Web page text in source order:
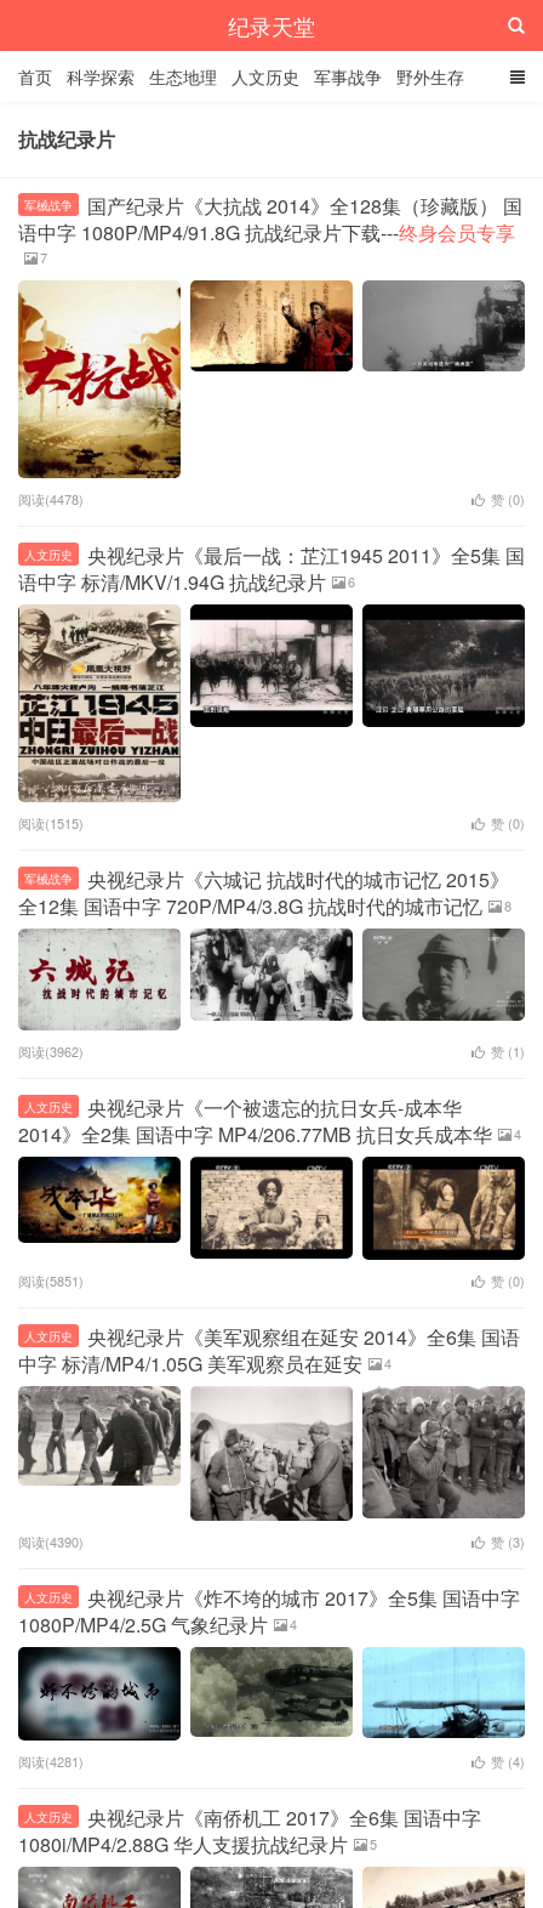
纪录天堂
首页 科学探索 生态地理 人文历史 军事战争 野外生存
经典纪录 4K纪录片
抗战纪录片
军械战争
国产纪录片《大抗战 2014》全128集（珍藏版） 国
语中字 1080P/MP4/91.8G 抗战纪录片下载---终身会员专享
7
阅读(4478) 赞 (0)
人文历史
央视纪录片《最后一战：芷江1945 2011》全5集 国
语中字 标清/MKV/1.94G 抗战纪录片
6
阅读(1515) 赞 (0)
军械战争
央视纪录片《六城记 抗战时代的城市记忆 2015》
全12集 国语中字 720P/MP4/3.8G 抗战时代的城市记忆
8
阅读(3962) 赞 (1)
人文历史
央视纪录片《一个被遗忘的抗日女兵-成本华
2014》全2集 国语中字 MP4/206.77MB 抗日女兵成本华
4
阅读(5851) 赞 (0)
人文历史
央视纪录片《美军观察组在延安 2014》全6集 国语
中字 标清/MP4/1.05G 美军观察员在延安
4
阅读(4390) 赞 (3)
人文历史
央视纪录片《炸不垮的城市 2017》全5集 国语中字
1080P/MP4/2.5G 气象纪录片
4
阅读(4281) 赞 (4)
人文历史
央视纪录片《南侨机工 2017》全6集 国语中字
1080i/MP4/2.88G 华人支援抗战纪录片
5